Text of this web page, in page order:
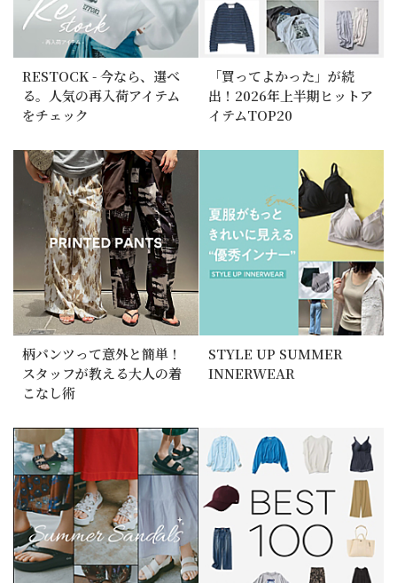
RESTOCK - 今なら、選べ
る。人気の再入荷アイテム
をチェック
「買ってよかった」が続
出！2026年上半期ヒットア
イテムTOP20
柄パンツって意外と簡単！
スタッフが教える大人の着
こなし術
STYLE UP SUMMER
INNERWEAR